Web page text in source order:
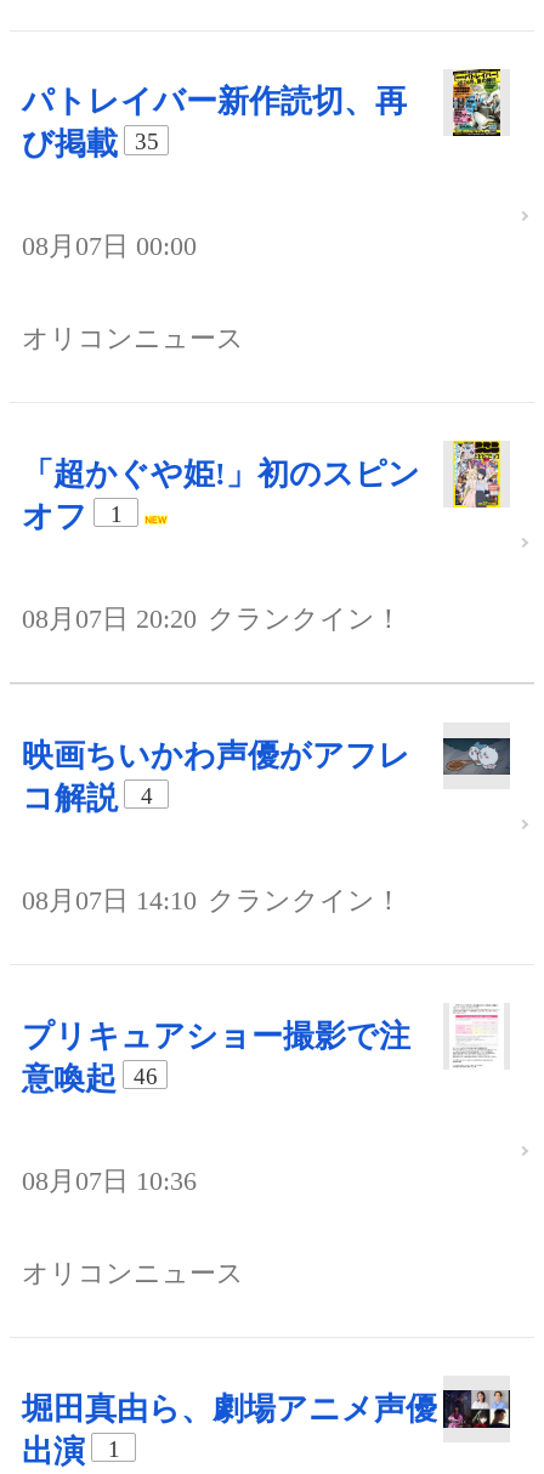
パトレイバー新作読切、再
び掲載
35
08月07日 00:00
オリコンニュース
「超かぐや姫!」初のスピン
オフ
1
08月07日 20:20 クランクイン！
映画ちいかわ声優がアフレ
コ解説
4
08月07日 14:10 クランクイン！
プリキュアショー撮影で注
意喚起
46
08月07日 10:36
オリコンニュース
堀田真由ら、劇場アニメ声優
出演
1